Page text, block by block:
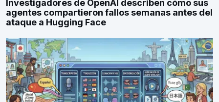
Investigadores de OpenAI describen cómo sus
agentes compartieron fallos semanas antes del
ataque a Hugging Face